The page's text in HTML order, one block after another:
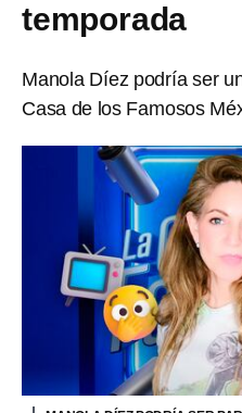
temporada
Manola Díez podría ser
Casa de los Famosos